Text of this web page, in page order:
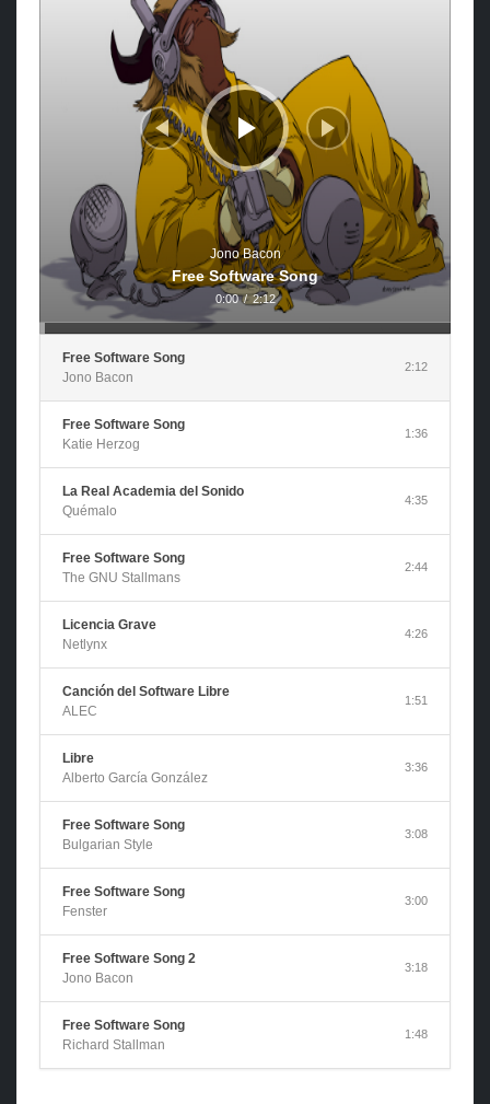
Jono Bacon
Free Software Song
0:00 / 2:12
Free Software Song
Jono Bacon
2:12
Free Software Song
Katie Herzog
1:36
La Real Academia del Sonido
Quémalo
4:35
Free Software Song
The GNU Stallmans
2:44
Licencia Grave
Netlynx
4:26
Canción del Software Libre
ALEC
1:51
Libre
Alberto García González
3:36
Free Software Song
Bulgarian Style
3:08
Free Software Song
Fenster
3:00
Free Software Song 2
Jono Bacon
3:18
Free Software Song
Richard Stallman
1:48